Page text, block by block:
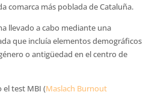
comarca más poblada de Cataluña.
llevado a cabo mediante una
que incluía elementos demográficos
o antigüedad en el centro de
el test MBI (Maslach Burnout